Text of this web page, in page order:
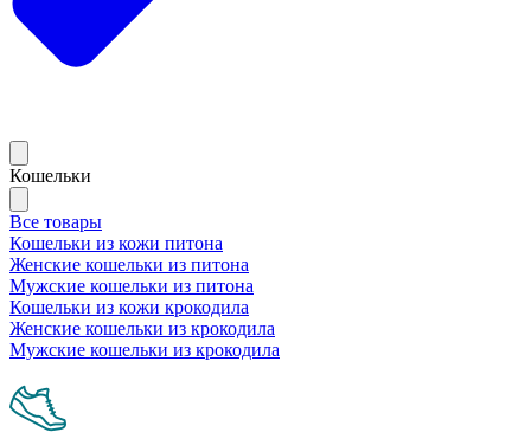
Кошельки
Все товары
Кошельки из кожи питона
Женские кошельки из питона
Мужские кошельки из питона
Кошельки из кожи крокодила
Женские кошельки из крокодила
Мужские кошельки из крокодила